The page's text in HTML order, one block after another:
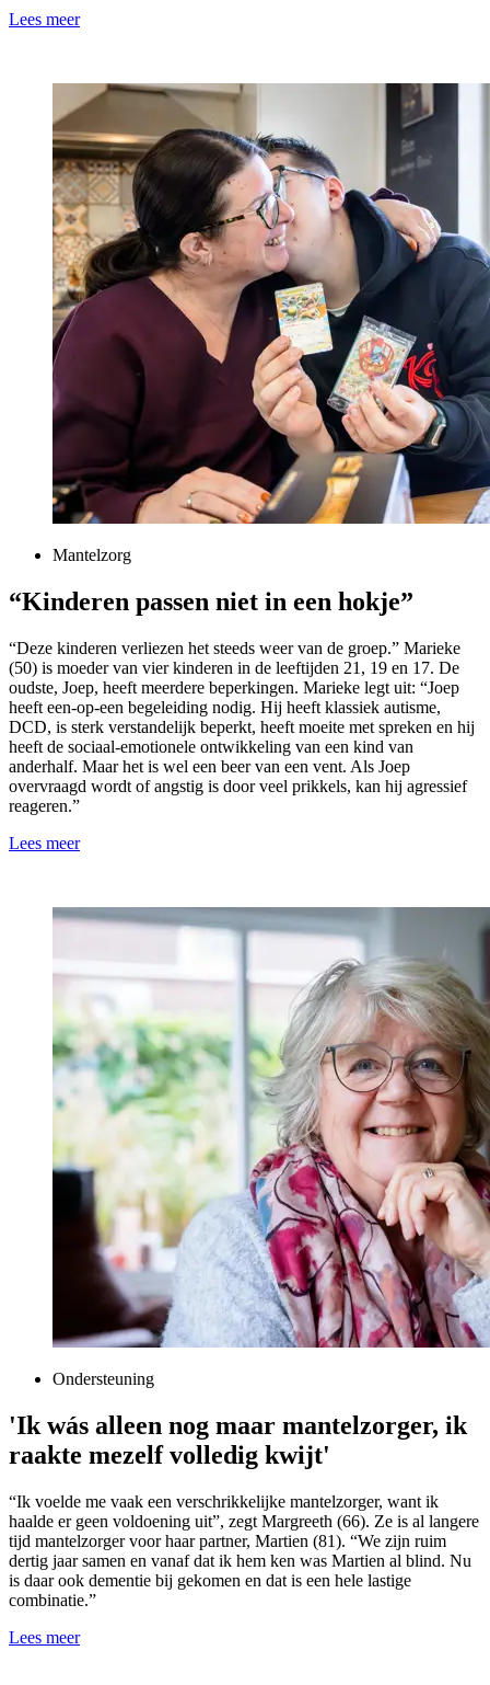
Lees meer
Mantelzorg
“Kinderen passen niet in een hokje”
“Deze kinderen verliezen het steeds weer van de groep.” Marieke
(50) is moeder van vier kinderen in de leeftijden 21, 19 en 17. De
oudste, Joep, heeft meerdere beperkingen. Marieke legt uit: “Joep
heeft een-op-een begeleiding nodig. Hij heeft klassiek autisme,
DCD, is sterk verstandelijk beperkt, heeft moeite met spreken en hij
heeft de sociaal-emotionele ontwikkeling van een kind van
anderhalf. Maar het is wel een beer van een vent. Als Joep
overvraagd wordt of angstig is door veel prikkels, kan hij agressief
reageren.”
Lees meer
Ondersteuning
'Ik wás alleen nog maar mantelzorger, ik
raakte mezelf volledig kwijt'
“Ik voelde me vaak een verschrikkelijke mantelzorger, want ik
haalde er geen voldoening uit”, zegt Margreeth (66). Ze is al langere
tijd mantelzorger voor haar partner, Martien (81). “We zijn ruim
dertig jaar samen en vanaf dat ik hem ken was Martien al blind. Nu
is daar ook dementie bij gekomen en dat is een hele lastige
combinatie.”
Lees meer